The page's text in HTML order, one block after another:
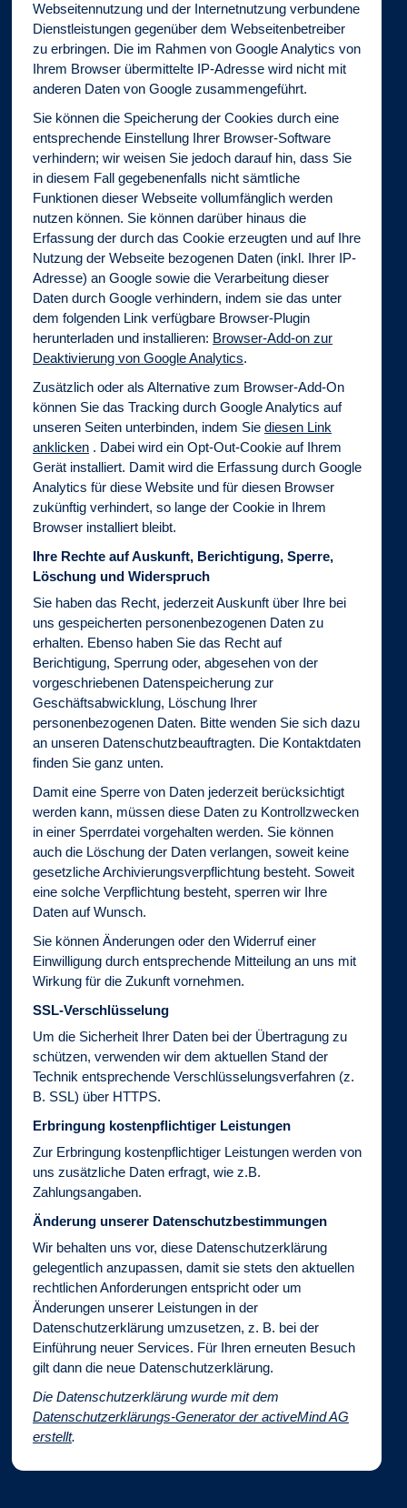
Webseitennutzung und der Internetnutzung verbundene
Dienstleistungen gegenüber dem Webseitenbetreiber
zu erbringen. Die im Rahmen von Google Analytics von
Ihrem Browser übermittelte IP-Adresse wird nicht mit
anderen Daten von Google zusammengeführt.
Sie können die Speicherung der Cookies durch eine
entsprechende Einstellung Ihrer Browser-Software
verhindern; wir weisen Sie jedoch darauf hin, dass Sie
in diesem Fall gegebenenfalls nicht sämtliche
Funktionen dieser Webseite vollumfänglich werden
nutzen können. Sie können darüber hinaus die
Erfassung der durch das Cookie erzeugten und auf Ihre
Nutzung der Webseite bezogenen Daten (inkl. Ihrer IP-
Adresse) an Google sowie die Verarbeitung dieser
Daten durch Google verhindern, indem sie das unter
dem folgenden Link verfügbare Browser-Plugin
herunterladen und installieren: Browser-Add-on zur
Deaktivierung von Google Analytics.
Zusätzlich oder als Alternative zum Browser-Add-On
können Sie das Tracking durch Google Analytics auf
unseren Seiten unterbinden, indem Sie diesen Link
anklicken . Dabei wird ein Opt-Out-Cookie auf Ihrem
Gerät installiert. Damit wird die Erfassung durch Google
Analytics für diese Website und für diesen Browser
zukünftig verhindert, so lange der Cookie in Ihrem
Browser installiert bleibt.
Ihre Rechte auf Auskunft, Berichtigung, Sperre,
Löschung und Widerspruch
Sie haben das Recht, jederzeit Auskunft über Ihre bei
uns gespeicherten personenbezogenen Daten zu
erhalten. Ebenso haben Sie das Recht auf
Berichtigung, Sperrung oder, abgesehen von der
vorgeschriebenen Datenspeicherung zur
Geschäftsabwicklung, Löschung Ihrer
personenbezogenen Daten. Bitte wenden Sie sich dazu
an unseren Datenschutzbeauftragten. Die Kontaktdaten
finden Sie ganz unten.
Damit eine Sperre von Daten jederzeit berücksichtigt
werden kann, müssen diese Daten zu Kontrollzwecken
in einer Sperrdatei vorgehalten werden. Sie können
auch die Löschung der Daten verlangen, soweit keine
gesetzliche Archivierungsverpflichtung besteht. Soweit
eine solche Verpflichtung besteht, sperren wir Ihre
Daten auf Wunsch.
Sie können Änderungen oder den Widerruf einer
Einwilligung durch entsprechende Mitteilung an uns mit
Wirkung für die Zukunft vornehmen.
SSL-Verschlüsselung
Um die Sicherheit Ihrer Daten bei der Übertragung zu
schützen, verwenden wir dem aktuellen Stand der
Technik entsprechende Verschlüsselungsverfahren (z.
B. SSL) über HTTPS.
Erbringung kostenpflichtiger Leistungen
Zur Erbringung kostenpflichtiger Leistungen werden von
uns zusätzliche Daten erfragt, wie z.B.
Zahlungsangaben.
Änderung unserer Datenschutzbestimmungen
Wir behalten uns vor, diese Datenschutzerklärung
gelegentlich anzupassen, damit sie stets den aktuellen
rechtlichen Anforderungen entspricht oder um
Änderungen unserer Leistungen in der
Datenschutzerklärung umzusetzen, z. B. bei der
Einführung neuer Services. Für Ihren erneuten Besuch
gilt dann die neue Datenschutzerklärung.
Die Datenschutzerklärung wurde mit dem
Datenschutzerklärungs-Generator der activeMind AG
erstellt.